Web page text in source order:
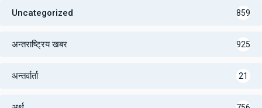
Uncategorized 859
अन्तराष्ट्रिय खबर 925
अन्तर्वार्ता 21